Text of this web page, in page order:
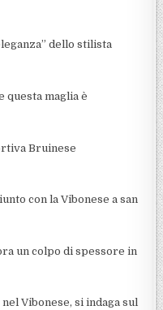
dello stilista
questa maglia è
Bruinese
con la Vibonese a san
un colpo di spessore in
Vibonese, si indaga sul